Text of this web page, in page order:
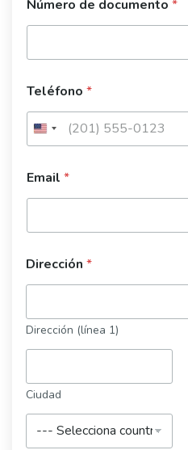
Número de documento *
Teléfono *
Email *
Dirección *
Dirección (línea 1)
Ciudad